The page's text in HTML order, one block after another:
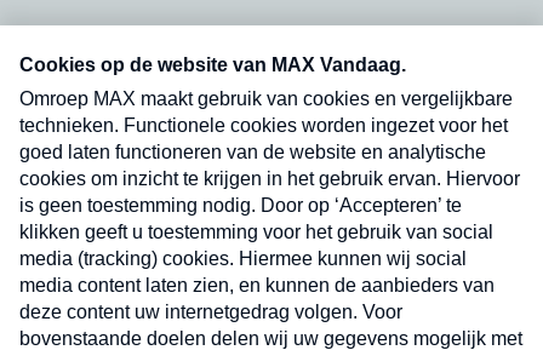
nieuwsbrief. Elke vrijdag- en dinsdagochtend in
uw mailbox.
Verzend